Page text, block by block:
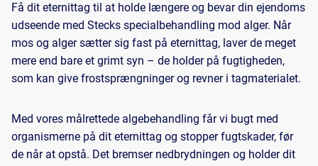
Få dit eternittag til at holde længere og bevar din ejendoms
udseende med Stecks specialbehandling mod alger. Når
mos og alger sætter sig fast på eternittag, laver de meget
mere end bare et grimt syn – de holder på fugtigheden,
som kan give frostsprængninger og revner i tagmaterialet.
Med vores målrettede algebehandling får vi bugt med
organismerne på dit eternittag og stopper fugtskader, før
de når at opstå. Det bremser nedbrydningen og holder dit